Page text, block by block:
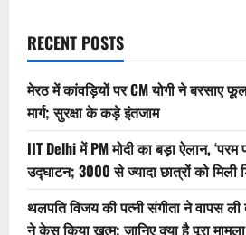
नजर
RECENT POSTS
मेरठ में कांवड़ियों पर CM योगी ने बरसाए
मार्ग; सुरक्षा के कड़े इंतजाम
IIT Delhi में PM मोदी का बड़ा ऐलान, ‘परम
उद्घाटन; 3000 से ज्यादा छात्रों को मिली
थलपति विजय की पत्नी संगीता ने वापस ली
ने केस किया खत्म; जानिए क्या है पूरा मामला